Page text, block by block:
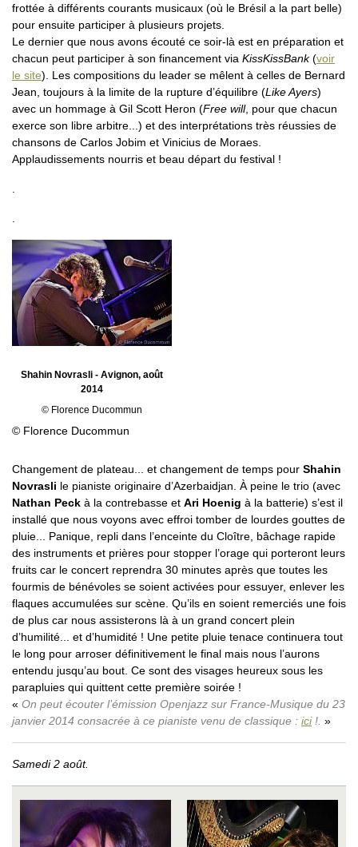
frottée à différents courants musicaux (où le Brésil a la part belle)
pour ensuite participer à plusieurs projets.
Le dernier que nous avons écouté ce soir-là est en préparation et
chacun peut participer à son financement via KissKissBank(voir
le site). Les compositions du leader se mêlent à celles de Bernard
Jean, toujours à la limite de la rupture d’équilibre (Like Ayers)
avec un hommage à Gil Scott Heron (Free will, pour que chacun
exerce son libre arbitre...) et des interprétations très réussies de
chansons de Carlos Jobim et Vinicius de Moraes.
Applaudissements nourris et beau départ du festival !
Shahin Novrasli - Avignon, août
2014
© Florence Ducommun
© Florence Ducommun
Changement de plateau... et changement de temps pour Shahin
Novrasli le pianiste originaire d’Azerbaidjan. À peine le trio (avec
Nathan Peck à la contrebasse et Ari Hoenig à la batterie) s’est il
installé que nous voyons avec effroi tomber de lourdes gouttes de
pluie... Panique, repli dans l’enceinte du Cloître, bâchage rapide
des instruments et prières pour stopper l’orage qui porteront leurs
fruits car le concert reprendra 30 minutes après que toutes les
fourmis de bénévoles se soient activées pour essuyer, enlever les
flaques accumulées sur scène. Qu’ils en soient remerciés une fois
de plus car nous assisterons là à un grand concert plein
d’humilité... et d’humidité ! Une petite pluie tenace continuera tout
le long pour arroser définitivement le final mais nous l’aurons
entendu jusqu’au bout. Ce sont des visages heureux sous les
parapluies qui quittent cette première soirée !
On peut écouter l’émission Openjazz sur France-Musique du 23
janvier 2014 consacrée à ce pianiste venu de classique : ici!.
Samedi 2 août.